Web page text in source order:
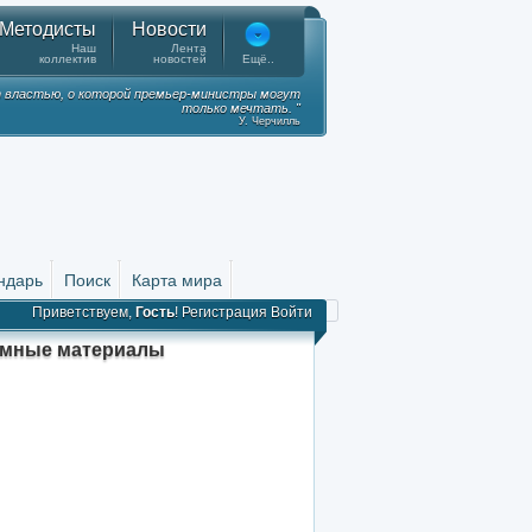
Методисты
Наш
коллектив
Новости
Лента
новостей
Ещё..
о которой премьер-министры могут
только мечтать. "
У. Черчилль
Поиск Карта мира
Приветствуем, Гость! Регистрация Войти
материалы